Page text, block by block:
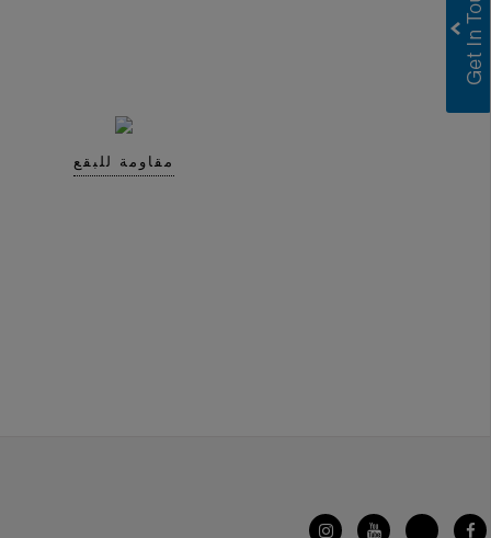
مقاومة للبقع
Greenlam Laminates
Greenlam Compact Laminates
I consent to have this website store